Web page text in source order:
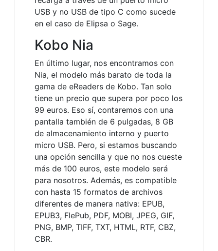
USB y no USB de tipo C como sucede
en el caso de Elipsa o Sage.
Kobo Nia
En último lugar, nos encontramos con
Nia, el modelo más barato de toda la
gama de eReaders de Kobo. Tan solo
tiene un precio que supera por poco los
99 euros. Eso sí, contaremos con una
pantalla también de 6 pulgadas, 8 GB
de almacenamiento interno y puerto
micro USB. Pero, si estamos buscando
una opción sencilla y que no nos cueste
más de 100 euros, este modelo será
para nosotros. Además, es compatible
con hasta 15 formatos de archivos
diferentes de manera nativa: EPUB,
EPUB3, FlePub, PDF, MOBI, JPEG, GIF,
PNG, BMP, TIFF, TXT, HTML, RTF, CBZ,
CBR.